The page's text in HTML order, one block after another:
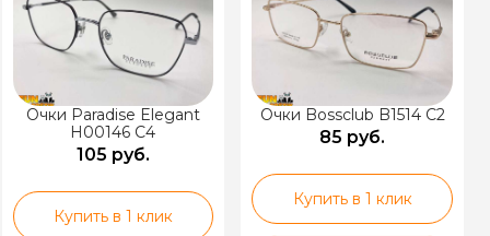
Очки Paradise Elegant
H00146 C4
105 руб.
Купить в 1 клик
Очки Bossclub B1514 C2
85 руб.
Купить в 1 клик